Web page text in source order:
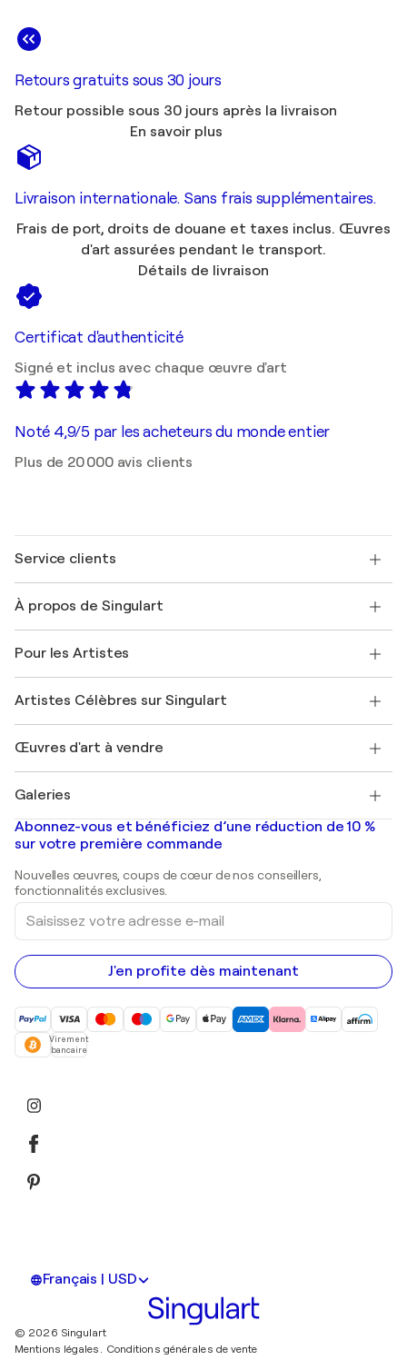
Retours gratuits sous 30 jours
Retour possible sous 30 jours après la livraison
En savoir plus
Livraison internationale. Sans frais supplémentaires.
Frais de port, droits de douane et taxes inclus. Œuvres
d'art assurées pendant le transport.
Détails de livraison
Certificat d'authenticité
Signé et inclus avec chaque œuvre d'art
Noté 4,9/5 par les acheteurs du monde entier
Plus de 20 000 avis clients
Service clients
Expédition
Offrir une carte cadeau
Rejoignez notre programme commercial
Mon compte
+33 1 76 44 06 42
À propos de Singulart
FAQ
Magazine Singulart
Emplois
Découvrez une sélection d'art original
Pour les Artistes
Se connecter en tant qu'Artiste
Artistes Célèbres sur Singulart
Marc Chagall
Banksy
Mr. Brainwash
Shepard Fairey
Œuvres d'art à vendre
Tableaux abstraits à vendre
Peintures de paysage
Estampes
Peintures acryliques
Galeries
Galeries d'art en France
Galeries d'art en Belgique
Abonnez-vous et bénéficiez d’une réduction de 10 %
sur votre première commande
Nouvelles œuvres, coups de cœur de nos conseillers,
fonctionnalités exclusives.
Saisissez
votre
adresse
e-
mail
J'en profite dès maintenant
Virement
bancaire
Français | USD
© 2026 Singulart
Mentions légales. Conditions générales de vente